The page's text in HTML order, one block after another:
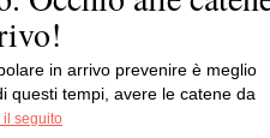
in arrivo prevenire è meglio
questi tempi, avere le catene da
il seguito